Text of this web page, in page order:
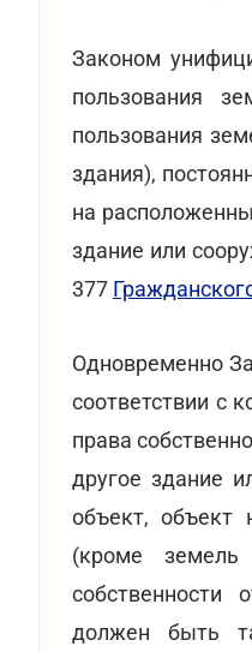
Законом
пользования
пользования
здания),
на
здание или
377
Одновременно
соответствии с
права
другое здание
объект, объект
(кроме земель
собственности
должен быть